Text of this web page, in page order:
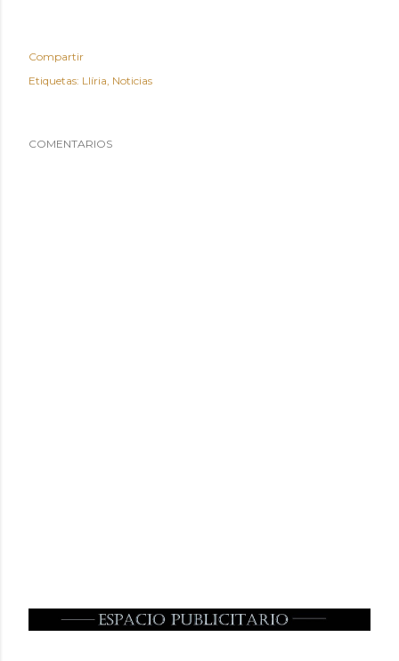
Compartir
Etiquetas: Llíria Noticias
COMENTARIOS